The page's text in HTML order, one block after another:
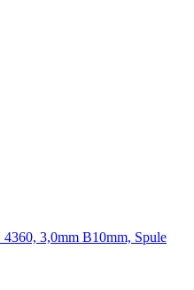
3,0mm B10mm, Spule